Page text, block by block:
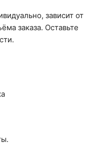
зависит от
заказа. Оставьте